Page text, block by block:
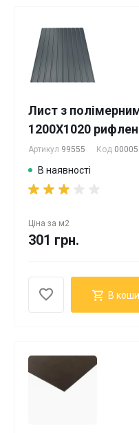
Лист з
1200Х1020
Артикул 99555 Код
В наявності
Ціна за м2
301 грн.
В